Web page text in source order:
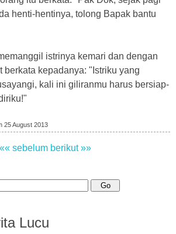
henti-hentinya, tolong Bapak bantu
istrinya kemari dan dengan
berkata kepadanya: "Istriku yang
kali ini giliranmu harus bersiap-
25 August 2013
«« sebelum berikut »»
Lucu